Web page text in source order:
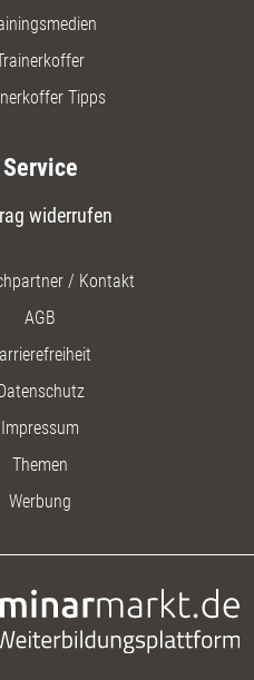
Tipps
Service
widerrufen
/ Kontakt
AGB
Impressum
Themen
Werbung